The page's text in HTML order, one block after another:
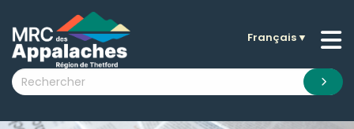
submenu (La MRC )
submenu (Citoyens )
Français▼